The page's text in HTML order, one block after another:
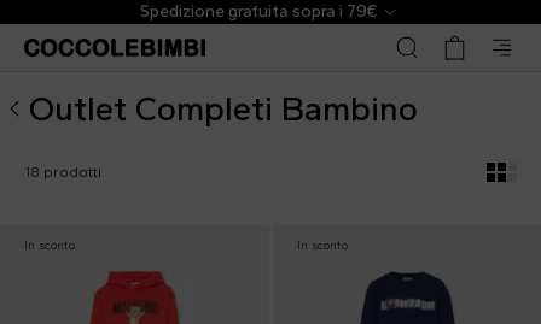
Spedizione gratuita sopra i 79€
Outlet Completi Bambino
18 prodotti
In sconto In sconto
▷ Outlet Completi Bambino Firmati | CoccoleBimbi